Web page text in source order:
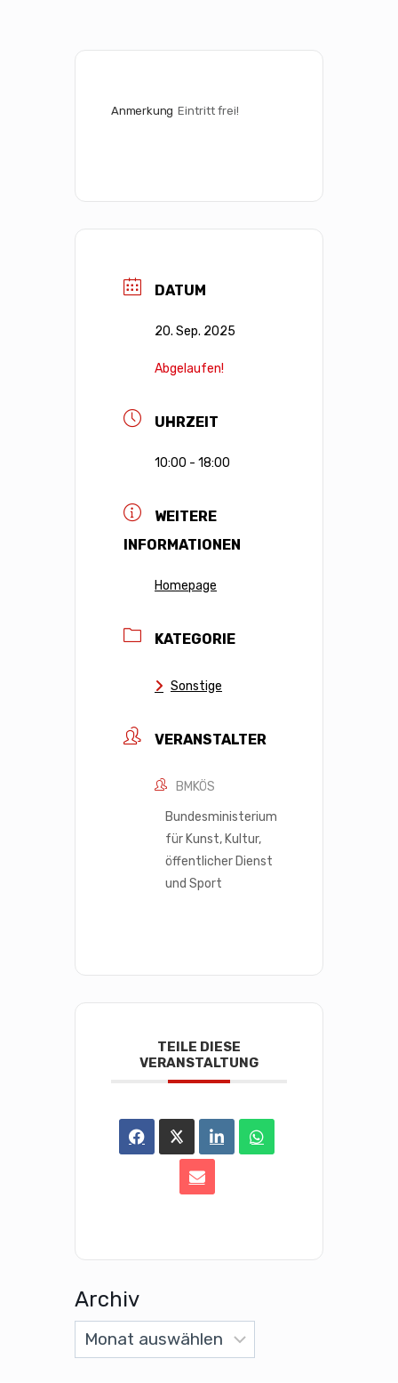
Anmerkung Eintritt frei!
DATUM
20. Sep. 2025
Abgelaufen!
UHRZEIT
10:00 - 18:00
WEITERE
INFORMATIONEN
Homepage
KATEGORIE
Sonstige
VERANSTALTER
BMKÖS
Bundesministerium
für Kunst, Kultur,
öffentlicher Dienst
und Sport
TEILE DIESE
VERANSTALTUNG
Archiv